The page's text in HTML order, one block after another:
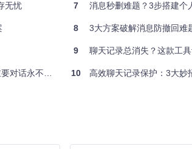
转改为无条件执行
无忧
永不消失？
7 消息秒删难题？3步搭建个
8 3大方案破解消息防撤回难
9 聊天记录总消失？这款工
10 高效聊天记录保护：3大妙